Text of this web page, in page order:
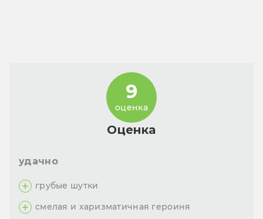
Оценка
9
оценка
удачно
грубые шутки
смелая и харизматичная героиня